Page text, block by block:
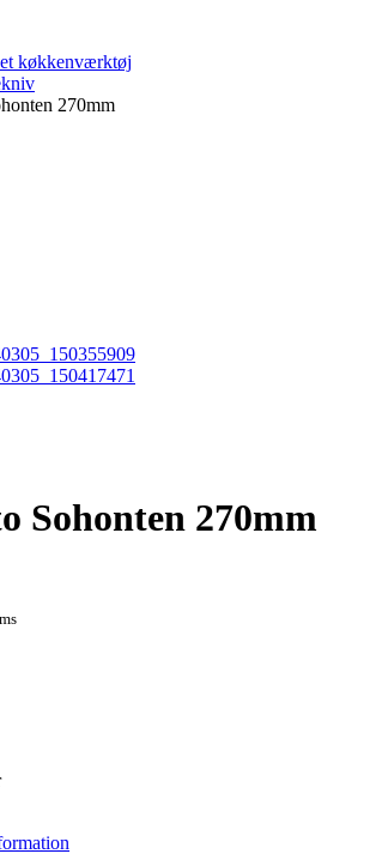
køkkenværktøj
270mm
Sohonten 270mm